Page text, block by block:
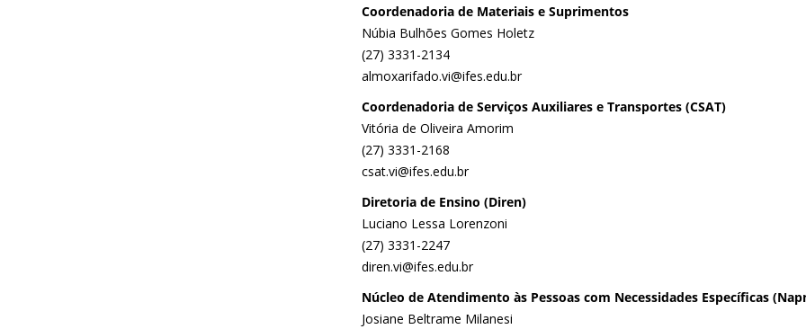
Coordenadoria de Materiais e Suprimentos
Núbia Bulhões Gomes Holetz
(27) 3331-2134
almoxarifado.vi@ifes.edu.br
Coordenadoria de Serviços Auxiliares e Transportes (CSAT)
Vitória de Oliveira Amorim
(27) 3331-2168
csat.vi@ifes.edu.br
Diretoria de Ensino (Diren)
Luciano Lessa Lorenzoni
(27) 3331-2247
diren.vi@ifes.edu.br
Núcleo de Atendimento às Pessoas com Necessidades Específicas
Josiane Beltrame Milanesi